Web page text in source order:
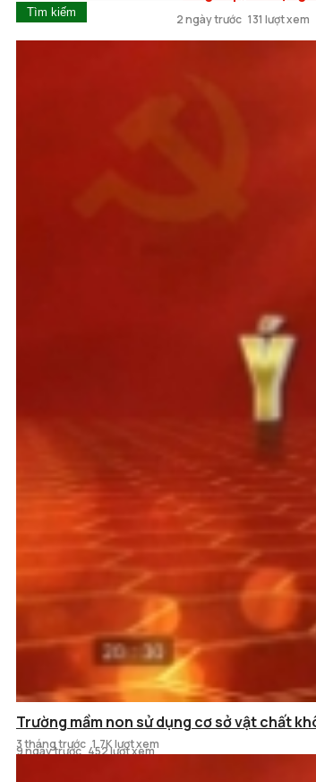
2 ngày trước 131 lượt xem
Ý kiến cử tri ngày 29/7/2026
9 ngày trước 452 lượt xem
Tìm kiếm
Trường mầm non sử dụng cơ sở vật chất
3 tháng trước 1.7K lượt xem